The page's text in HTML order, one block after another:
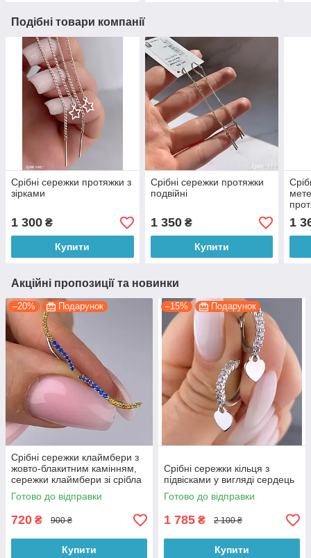
Подібні товари компанії
Срібні сережки протяжки з
зірками
1 300 ₴
Купити
Срібні сережки протяжки
подвійні
1 350₴
Купити
1
Акційні пропозиції та новинки
–20% Подарунок
Срібні сережки клаймбери з
жовто-блакитним камінням,
сережки клаймбери зі срібла
Готово до відправки
720 ₴ 900 ₴
Купити
–15% Подарунок
Срібні сережки кільця з
підвісками у вигляді сердець
Готово до відправки
1 785 ₴ 2 100 ₴
Купити